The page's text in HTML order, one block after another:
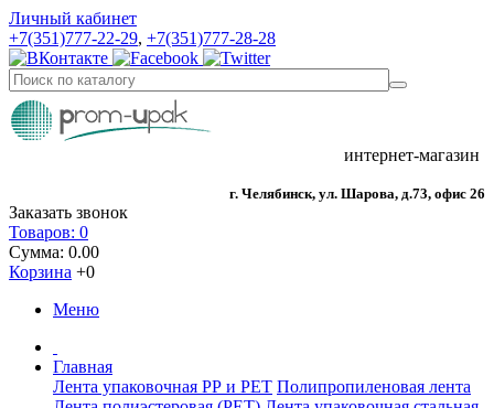
Личный кабинет
+7(351)777-22-29, +7(351)777-28-28
интернет-магазин
г. Челябинск, ул. Шарова, д.73, офис 26
Заказать звонок
Товаров: 0
Сумма: 0.00
Корзина +0
Меню
Главная
Лента упаковочная РР и РЕТ Полипропиленовая лента